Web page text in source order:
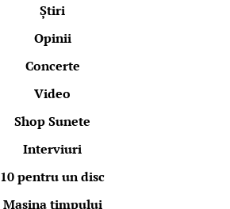
Știri
Opinii
Concerte
Video
Shop Sunete
Interviuri
10 pentru un disc
Mașina timpului